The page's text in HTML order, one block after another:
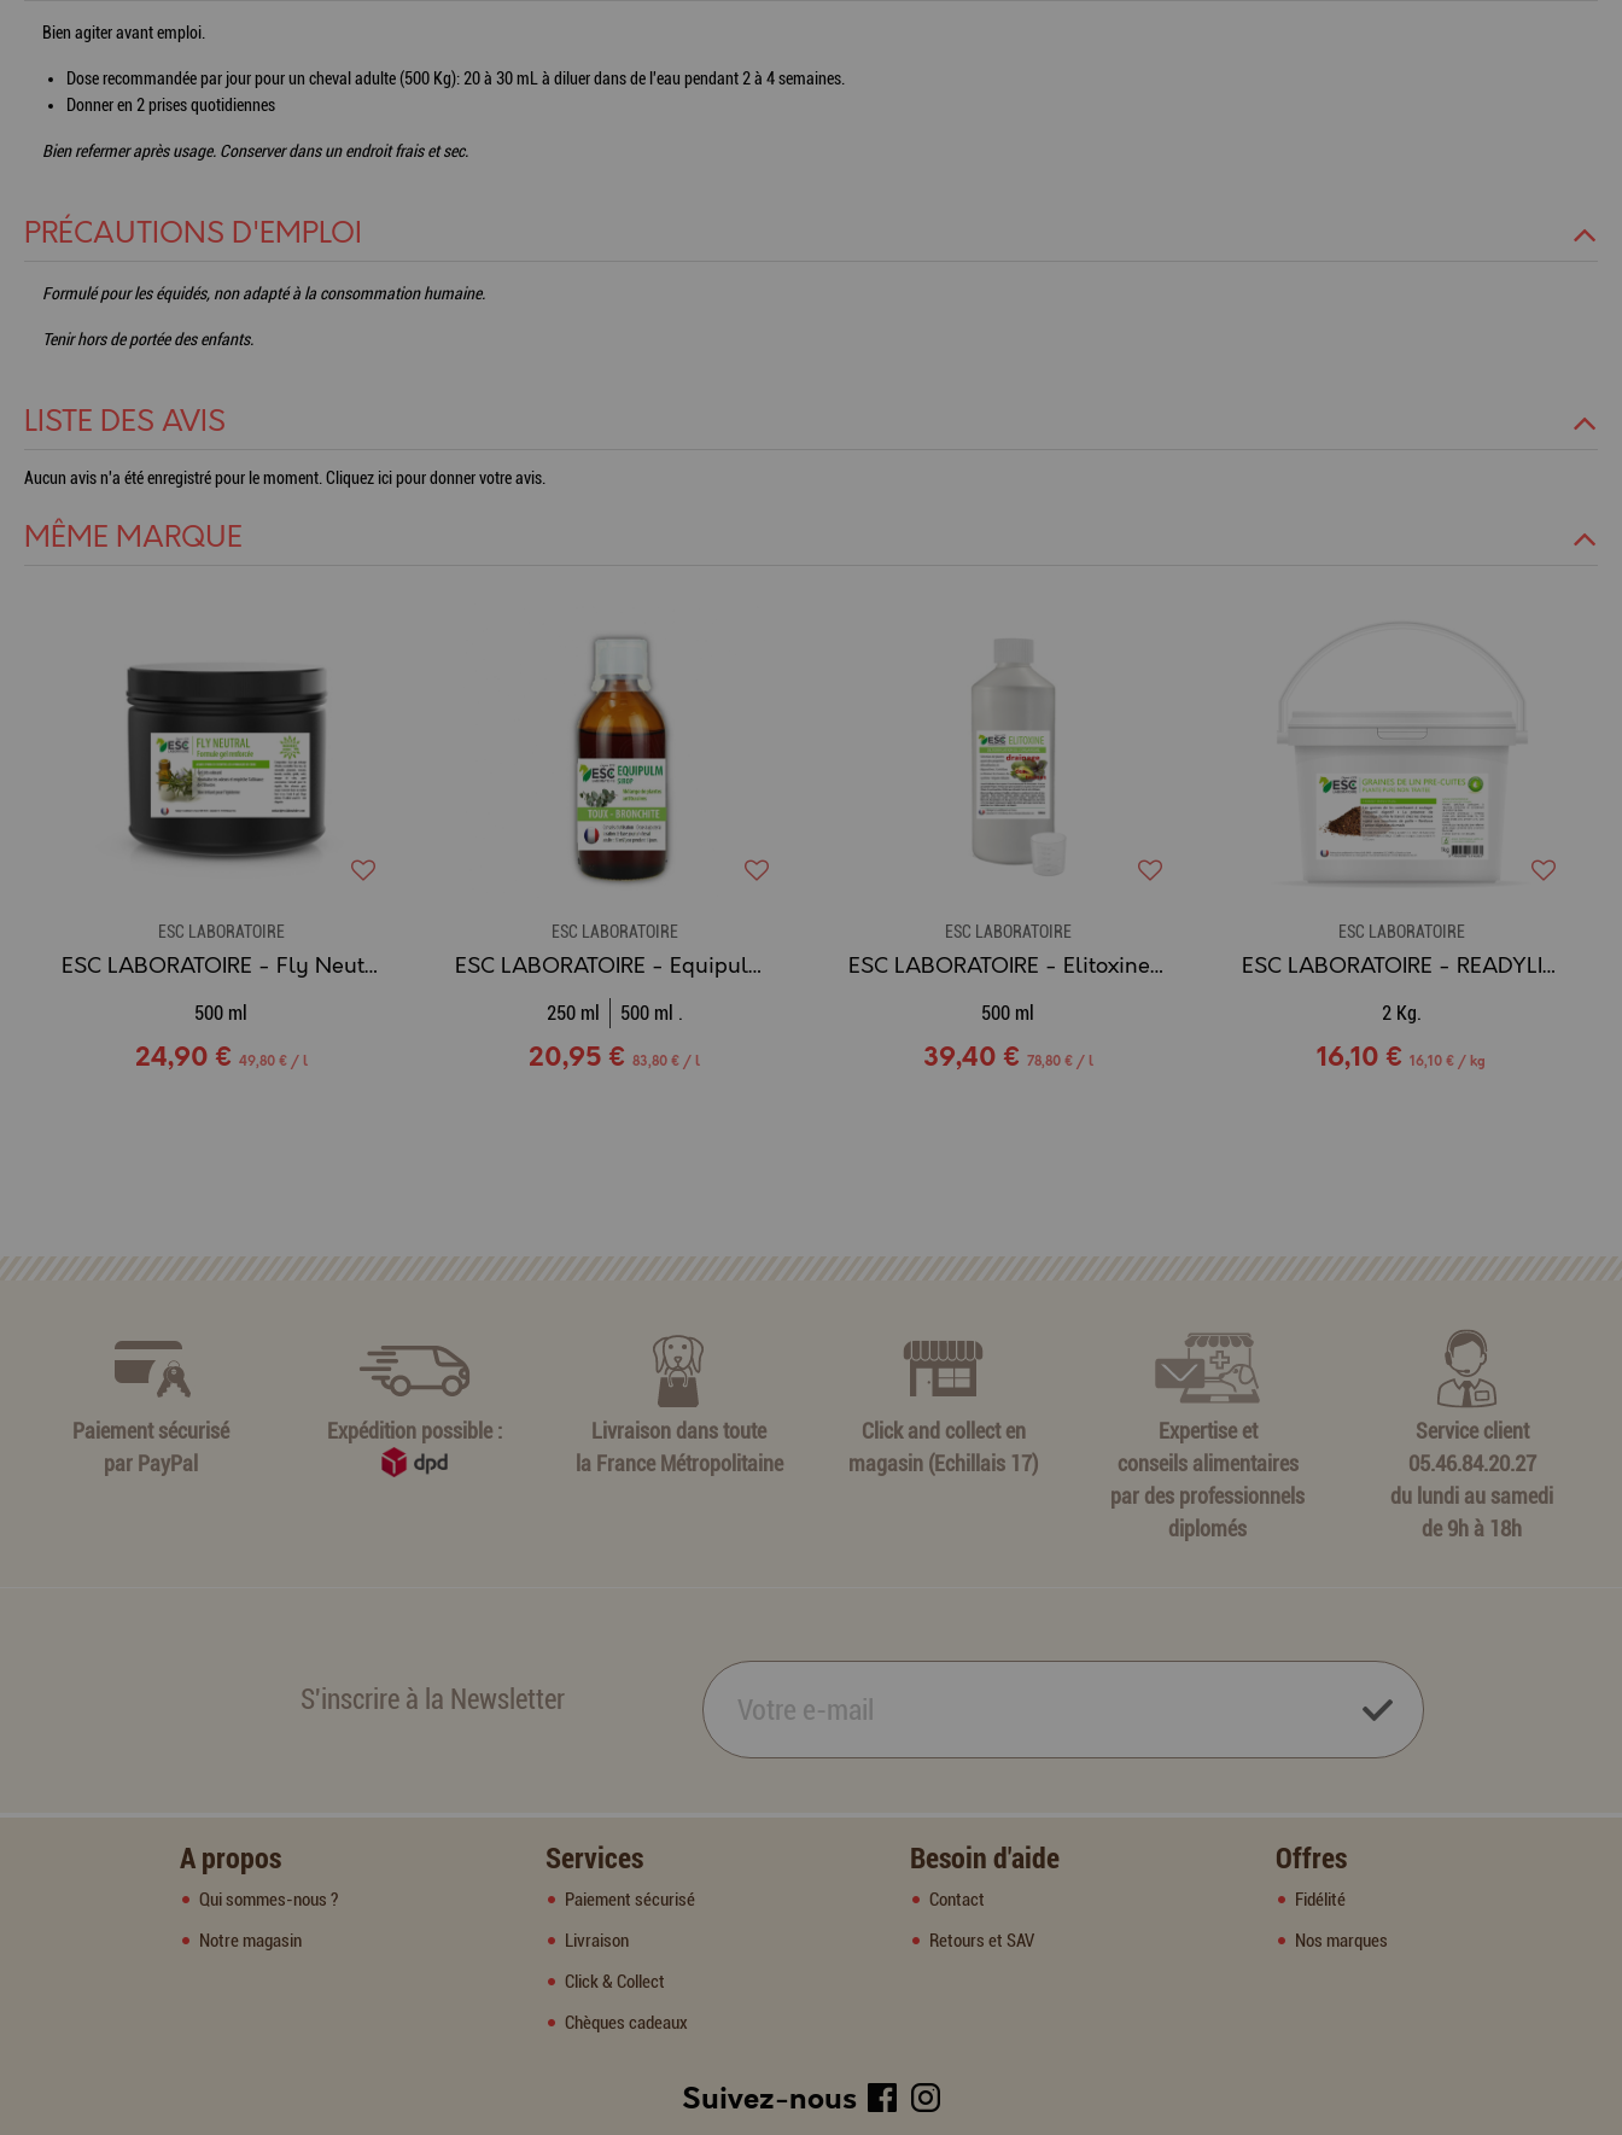
Bien agiter avant emploi.
Dose recommandée par jour pour un cheval adulte (500 Kg): 20 à 30 mL à diluer dans de l'eau pendant 2 à 4 semaines.
Donner en 2 prises quotidiennes
Bien refermer après usage. Conserver dans un endroit frais et sec.
PRÉCAUTIONS D'EMPLOI
Formulé pour les équidés, non adapté à la consommation humaine.
Tenir hors de portée des enfants.
LISTE DES AVIS
Aucun avis n'a été enregistré pour le moment.Cliquez ici pour donner votre avis.
MÊME MARQUE
ESC LABORATOIRE
ESC LABORATOIRE - Fly Neutral Gel (anti-insecte) - 500ml
500 ml
24,90 € 49,80 € / l
ESC LABORATOIRE
ESC LABORATOIRE - Equipulm Sirop, toux sèche - 250ml - 500ml
250 ml 500 ml .
20,95 € 83,80 € / l
ESC LABORATOIRE
ESC LABORATOIRE - Elitoxine, drainage detox - 500ml
500 ml
39,40 € 78,80 € / l
ESC LABORATOIRE
ESC LABORATOIRE - READYLIN Graines de Lin Pré-Cuites (Pêtes à l'Emploi) / Oméga 3, Transit Intestinal
2 Kg.
16,10 € 16,10 € / kg
Paiement sécurisé
par PayPal
Expédition possible :
Livraison dans toute
la France Métropolitaine
Click and collect en
magasin (Echillais 17)
Expertise et
conseils alimentaires
par des professionnels
diplomés
Service client
05.46.84.20.27
du lundi au samedi
de 9h à 18h
S'inscrire à la Newsletter
A propos
Qui sommes-nous ?
Notre magasin
Services
Paiement sécurisé
Livraison
Click & Collect
Chèques cadeaux
Besoin d'aide
Contact
Retours et SAV
Offres
Fidélité
Nos marques
Suivez-nous